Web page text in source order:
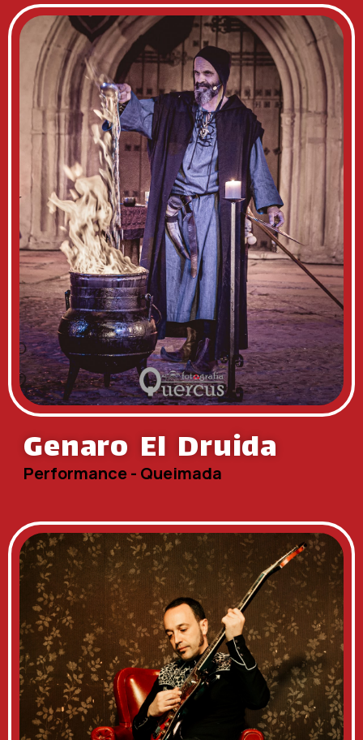
Genaro El Druida
Performance - Queimada